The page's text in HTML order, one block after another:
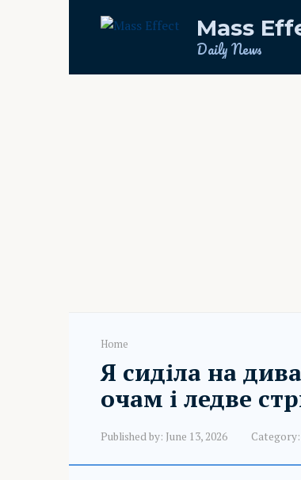
Mass
Daily News
Home
Я сиділа на
очам і ледве
Published by: June 13, 2026 Category: